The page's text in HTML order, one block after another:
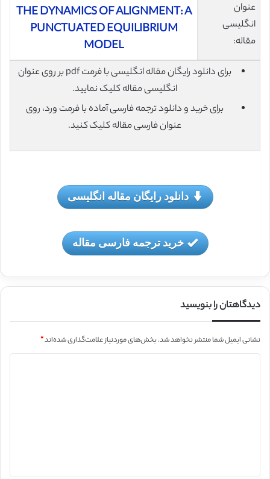
عنوان
انگلیسی
مقاله:
THE DYNAMICS OF ALIGNMENT: A
PUNCTUATED EQUILIBRIUM
MODEL
برای دانلود رایگان مقاله انگلیسی با فرمت pdf بر روی عنوان
انگلیسی مقاله کلیک نمایید.
برای خرید و دانلود ترجمه فارسی آماده با فرمت ورد، روی
عنوان فارسی مقاله کلیک کنید.
دانلود رایگان مقاله انگلیسی
خرید ترجمه فارسی مقاله
دیدگاهتان را بنویسید
نشانی ایمیل شما منتشر نخواهد شد.بخش‌های موردنیاز علامت‌گذاری شده‌اند*